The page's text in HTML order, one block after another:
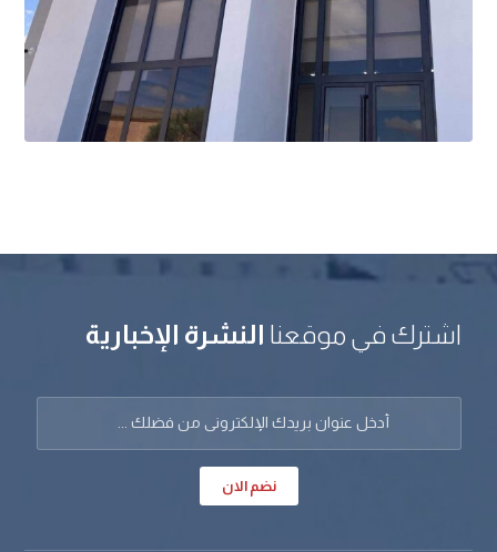
اشترك في موقعنا النشرة الإخبارية
نضم الان